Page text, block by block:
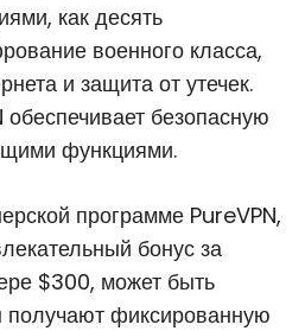
как десять
военного класса,
и защита от утечек.
обеспечивает безопасную
функциями.
программе PureVPN,
бонус за
$300, может быть
фиксированную